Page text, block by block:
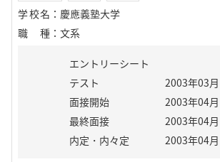
学校名 ： 慶應義塾大学
職種 ： 文系
エントリーシート
テスト
2003年03月
面接開始
2003年04月
最終面接
2003年04月
内定・内々定
2003年04月